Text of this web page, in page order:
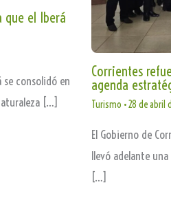
que el Iberá
se consolidó en
[…]
Corrientes
agenda
Turismo •28 de abril
El Gobierno de
llevó adelante
[…]